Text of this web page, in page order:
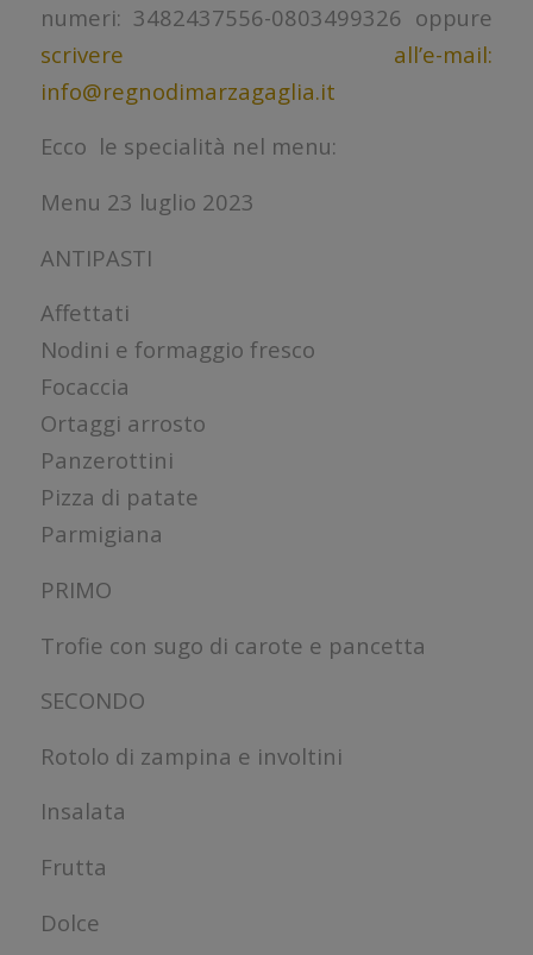
numeri: 3482437556-0803499326 oppure
scrivere all’e-mail:
info@regnodimarzagaglia.it
Ecco le specialità nel menu:
Menu 23 luglio 2023
ANTIPASTI
Affettati
Nodini e formaggio fresco
Focaccia
Ortaggi arrosto
Panzerottini
Pizza di patate
Parmigiana
PRIMO
Trofie con sugo di carote e pancetta
SECONDO
Rotolo di zampina e involtini
Insalata
Frutta
Dolce